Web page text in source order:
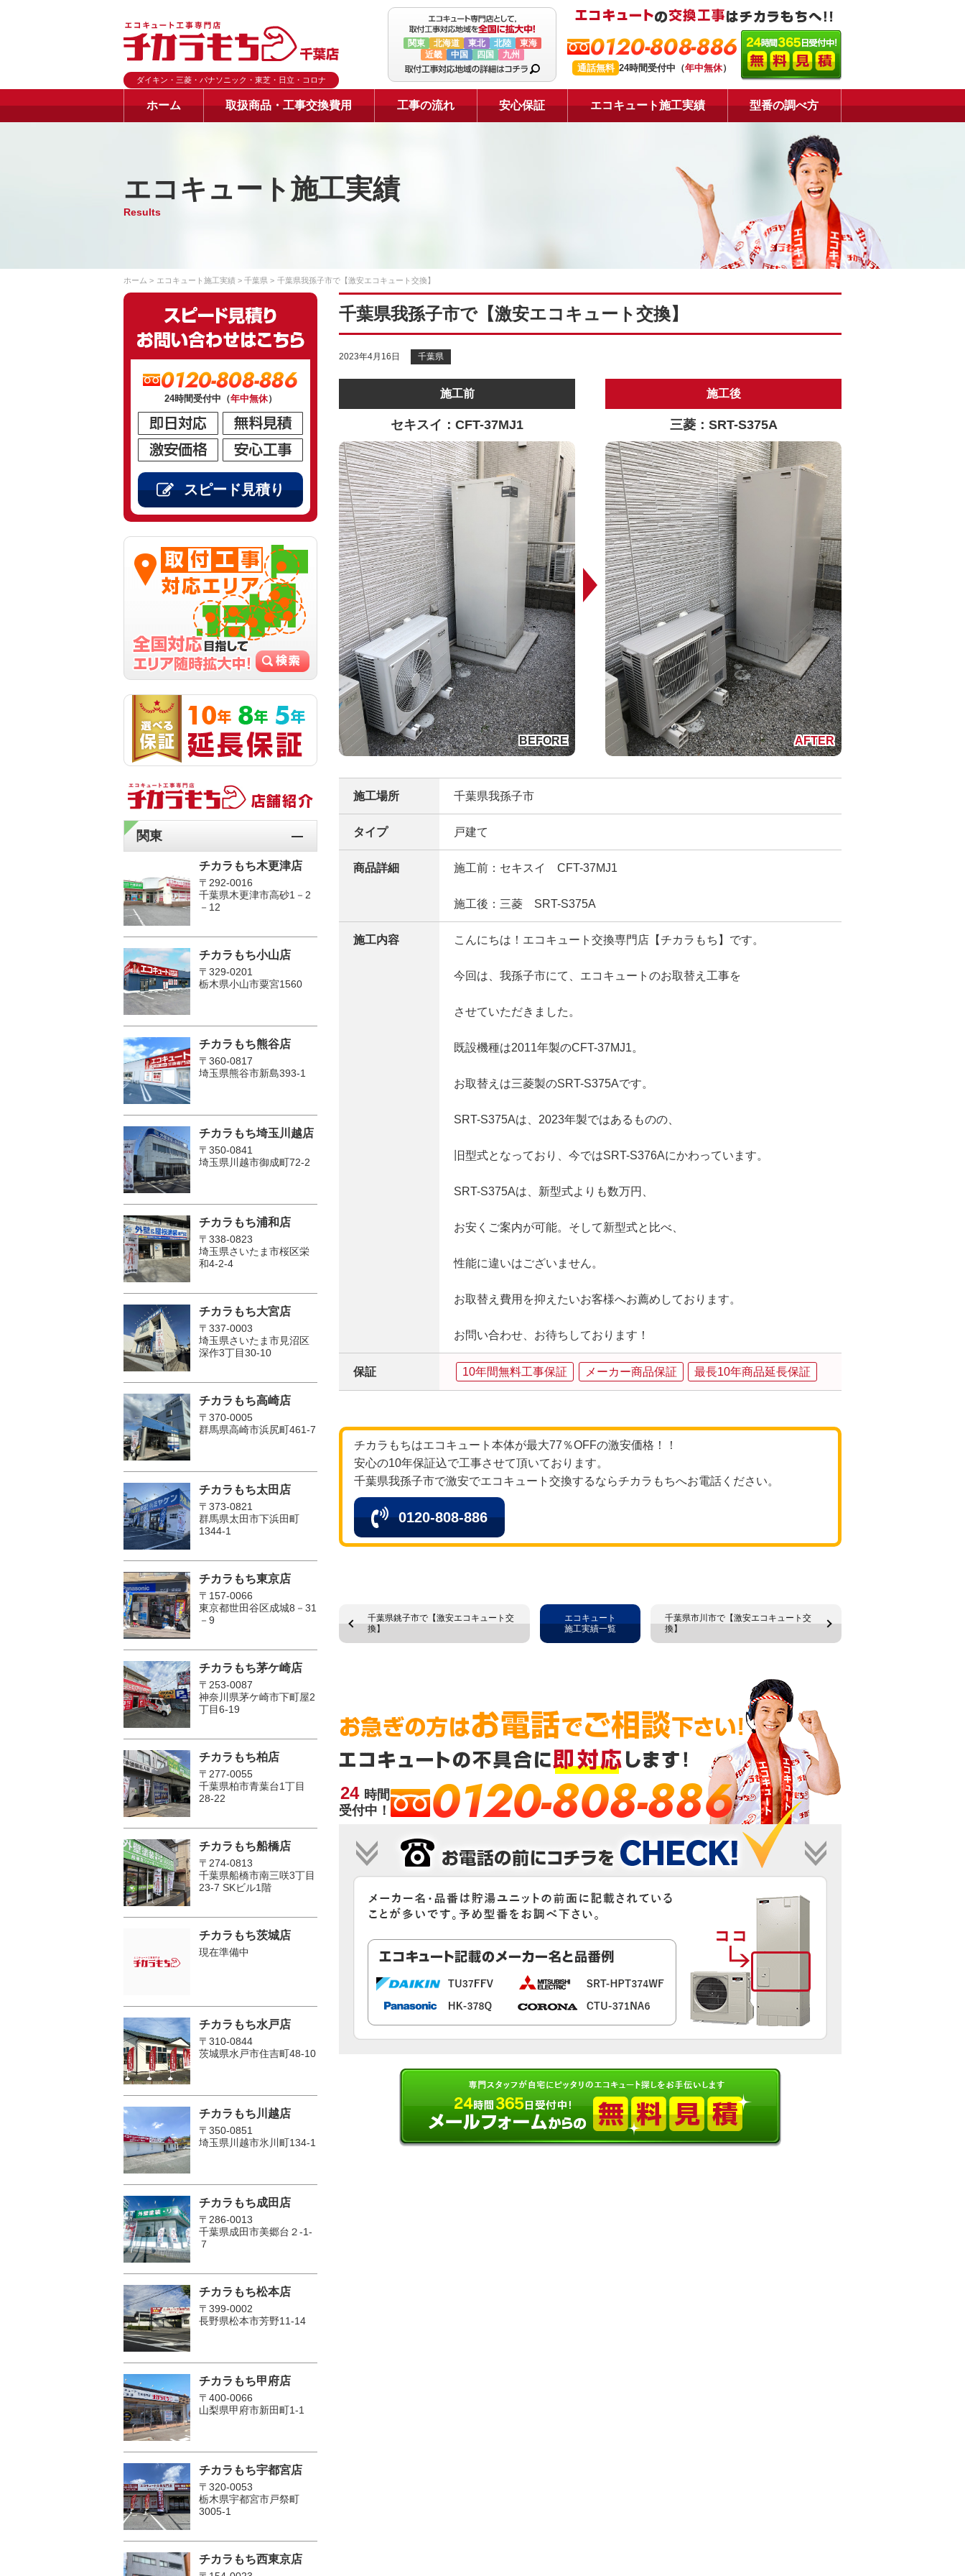
ダイキン・三菱・パナソニック・東芝・日立・コロナ
関東 北海道 東北 北陸
東海
近畿
中国 四国 九州 0120-808-886
通話無料 24時間受付中（年中無休）
ホーム 取扱商品・工事交換費用 工事の流れ 安心保証 エコキュート施工実績 型番の調べ方
エコキュート施工実績
Results
ホーム エコキュート施工実績 千葉県 千葉県我孫子市で【激安エコキュート交換】
千葉県我孫子市で【激安エコキュート交換】
2023年4月16日 千葉県
施工前
セキスイ：CFT-37MJ1
施工後
三菱：SRT-S375A
施工場所 千葉県我孫子市
タイプ 戸建て
商品詳細 施工前：セキスイ CFT-37MJ1
施工後：三菱 SRT-S375A
施工内容 こんにちは！エコキュート交換専門店【チカラもち】です。
今回は、我孫子市にて、エコキュートのお取替え工事を
させていただきました。
既設機種は2011年製のCFT-37MJ1。
お取替えは三菱製のSRT-S375Aです。
SRT-S375Aは、2023年製ではあるものの、
旧型式となっており、今ではSRT-S376Aにかわっています。
SRT-S375Aは、新型式よりも数万円、
お安くご案内が可能。そして新型式と比べ、
性能に違いはございません。
お取替え費用を抑えたいお客様へお薦めしております。
お問い合わせ、お待ちしております！
保証 10年間無料工事保証 メーカー商品保証 最長10年商品延長保証
チカラもちはエコキュート本体が最大77％OFFの激安価格！！
安心の10年保証込で工事させて頂いております。
千葉県我孫子市で激安でエコキュート交換するならチカラもちへお電話ください。
0120-808-886
千葉県銚子市で【激安エコキュート交
換】
千葉県市川市で【激安エコキュート交
換】
エコキュート
施工実績一覧
24 時間
受付中！
0120-808-886
0120-808-886
24時間受付中（年中無休）
スピード見積り
関東
チカラもち木更津店
〒292-0016
千葉県木更津市高砂1－2
－12
チカラもち小山店
〒329-0201
栃木県小山市粟宮1560
チカラもち熊谷店
〒360-0817
埼玉県熊谷市新島393-1
チカラもち埼玉川越店
〒350-0841
埼玉県川越市御成町72-2
チカラもち浦和店
〒338-0823
埼玉県さいたま市桜区栄
和4-2-4
チカラもち大宮店
〒337-0003
埼玉県さいたま市見沼区
深作3丁目30-10
チカラもち高崎店
〒370-0005
群馬県高崎市浜尻町461-7
チカラもち太田店
〒373-0821
群馬県太田市下浜田町
1344-1
チカラもち東京店
〒157-0066
東京都世田谷区成城8－31
－9
チカラもち茅ケ崎店
〒253-0087
神奈川県茅ケ崎市下町屋2
丁目6-19
チカラもち柏店
〒277-0055
千葉県柏市青葉台1丁目
28-22
チカラもち船橋店
〒274-0813
千葉県船橋市南三咲3丁目
23-7 SKビル1階
チカラもち茨城店
現在準備中
チカラもち水戸店
〒310-0844
茨城県水戸市住吉町48-10
チカラもち川越店
〒350-0851
埼玉県川越市氷川町134-1
チカラもち成田店
〒286-0013
千葉県成田市美郷台２‐1‐
７
チカラもち松本店
〒399-0002
長野県松本市芳野11-14
チカラもち甲府店
〒400-0066
山梨県甲府市新田町1-1
チカラもち宇都宮店
〒320-0053
栃木県宇都宮市戸祭町
3005-1
チカラもち西東京店